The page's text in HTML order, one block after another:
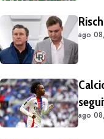
ago
ago